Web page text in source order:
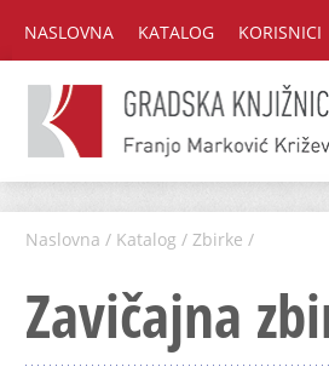
NASLOVNA KATALOG KORISNICI
Naslovna / Katalog / Zbirke /
Zavičajna